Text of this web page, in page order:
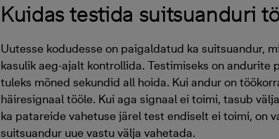
Kuidas testida suitsuanduri
Uutesse kodudesse on paigaldatud ka suitsuandur,
kasulik aeg-ajalt kontrollida. Testimiseks on andurite
tuleks mõned sekundid all hoida. Kui andur on
häiresignaal tööle. Kui aga signaal ei toimi, tasub
ka patareide vahetuse järel test endiselt ei toimi, on
suitsuandur uue vastu välja vahetada.